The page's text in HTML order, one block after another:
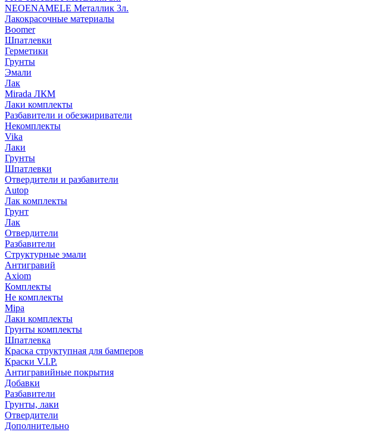
NEOENAMELE Металлик 3л.
Лакокрасочные материалы
Boomer
Шпатлевки
Герметики
Грунты
Эмали
Лак
Mirada ЛКМ
Лаки комплекты
Разбавители и обезжириватели
Некомплекты
Vika
Лаки
Грунты
Шпатлевки
Отвердители и разбавители
Autop
Лак комплекты
Грунт
Лак
Отвердители
Разбавители
Структурные эмали
Антигравий
Axiom
Комплекты
Не комплекты
Mipa
Лаки комплекты
Грунты комплекты
Шпатлевка
Краска структупная для бамперов
Краски V.I.P.
Антигравийные покрытия
Добавки
Разбавители
Грунты, лаки
Отвердители
Дополнительно